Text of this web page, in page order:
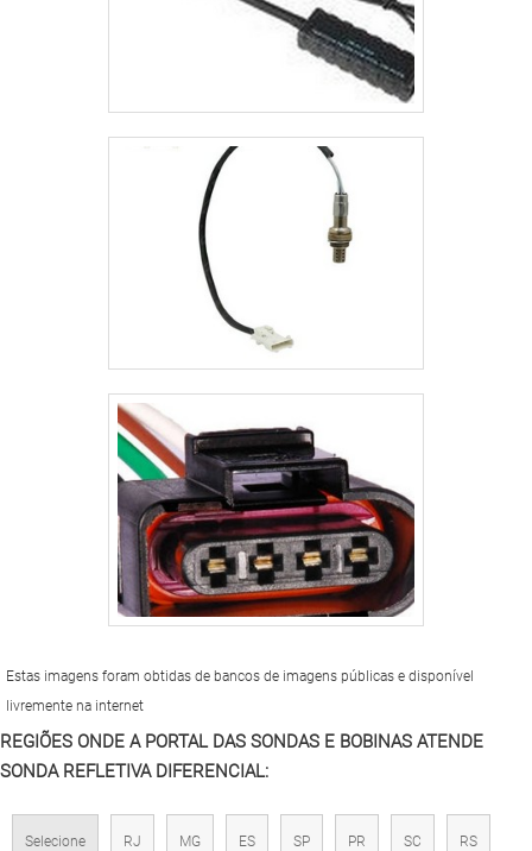
Estas imagens foram obtidas de bancos de imagens públicas e disponível
livremente na internet
REGIÕES ONDE A PORTAL DAS SONDAS E BOBINAS ATENDE
SONDA REFLETIVA DIFERENCIAL:
Selecione RJ MG ES SP PR SC RS